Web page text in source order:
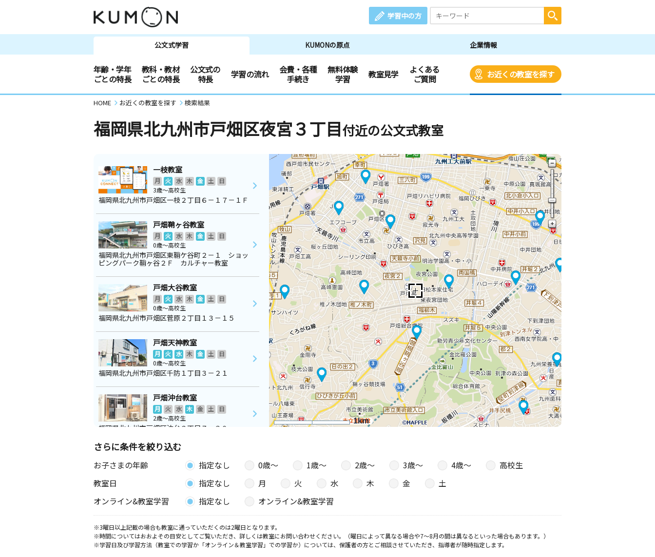
学習中の方
公文式学習 KUMONの原点 企業情報
年齢・学年
ごとの特長
教科・教材
ごとの特長
公文式の
特長
学習の流れ
会費・各種
手続き
無料体験
学習
教室見学
よくある
ご質問
お近くの教室を探す
HOME お近くの教室を探す 検索結果
福岡県北九州市戸畑区夜宮３丁目付近の公文式教室
1km
一枝教室
月 火 水 木 金 土
日
3歳～高校生
福岡県北九州市戸畑区一枝２丁目６－１７－１Ｆ
戸畑鞘ヶ谷教室
月 火 水 木 金 土
日
0歳～高校生
福岡県北九州市戸畑区東鞘ケ谷町２－１ ショッ
ピングパーク鞘ヶ谷２Ｆ カルチャー教室
戸畑大谷教室
月 火 水 木 金 土
日
0歳～高校生
福岡県北九州市戸畑区菅原２丁目１３－１５
戸畑天神教室
月 火 水 木 金 土
日
0歳～高校生
福岡県北九州市戸畑区千防１丁目３－２１
戸畑沖台教室
月 火 水 木 金 土
日
2歳～高校生
福岡県北九州市戸畑区沖台２丁目７－３０
小倉井堀教室
木 金 土 日
福岡県北九州市小倉北区井堀３丁目１－７
戸畑新池教室
0歳～高校生
福岡県北九州市戸畑区新池２丁目８番－１０号
エレガントプラザ１０６号
さらに条件を絞り込む
お子さまの年齢 指定なし 0歳〜 1歳〜 2歳〜 3歳〜 4歳〜
高校生
教室日
指定なし 月 火 水 木 金
土
オンライン&教室学習
指定なし オンライン&教室学習
※3曜日以上記載の場合も教室に通っていただくのは2曜日となります。
※時間についてはおおよその目安としてご覧いただき、詳しくは教室にお問い合わせください。（曜日によって異なる場合や7～8月の間は異なるといった場合もあります。）
※学習日及び学習方法（教室での学習か「オンライン＆教室学習」での学習か）については、保護者の方とご相談させていただき、指導者が随時指定します。